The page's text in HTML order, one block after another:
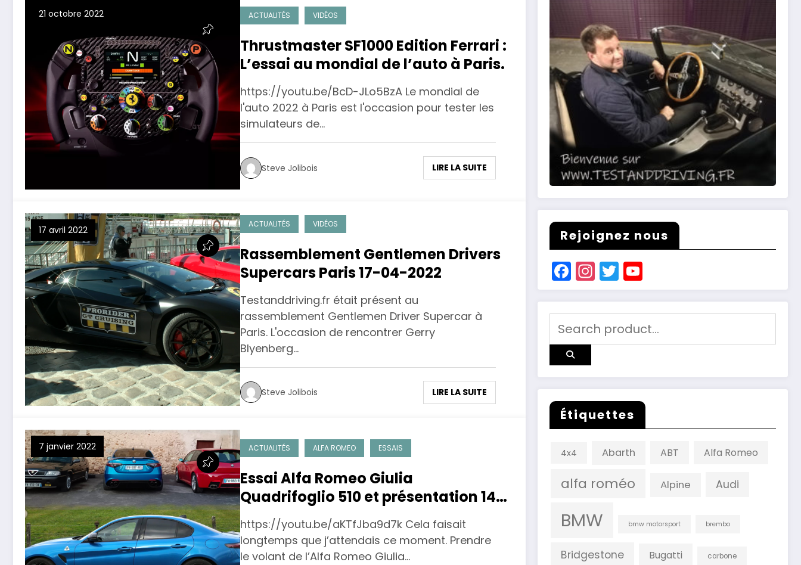
21 octobre 2022 ACTUALITÉS VIDÉOS
Thrustmaster SF1000 Edition Ferrari :
L’essai au mondial de l’auto à Paris.
https://youtu.be/BcD-JLo5BzA Le mondial de
l'auto 2022 à Paris est l'occasion pour tester les
simulateurs de…
Steve Jolibois LIRE LA SUITE
17 avril 2022
ACTUALITÉS VIDÉOS
Rassemblement Gentlemen Drivers
Supercars Paris 17-04-2022
Testanddriving.fr était présent au
rassemblement Gentlemen Driver Supercar à
Paris. L'occasion de rencontrer Gerry
Blyenberg…
Steve Jolibois LIRE LA SUITE
7 janvier 2022 ACTUALITÉS ALFA ROMEO ESSAIS
Essai Alfa Romeo Giulia
Quadrifoglio 510 et présentation 147
GTA et 33 1.7 l
https://youtu.be/aKTfJba9d7k Cela faisait
longtemps que j’attendais ce moment. Prendre
le volant de l’Alfa Romeo Giulia…
Rejoignez nous
Facebook
Instagram
Twitter
Channel
Étiquettes
4x4 Abarth ABT Alfa Romeo
alfa roméo Alpine Audi
BMW bmw motorsport brembo
Bridgestone Bugatti carbone